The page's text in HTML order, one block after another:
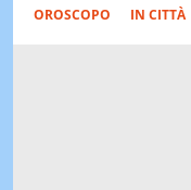
OROSCOPO
IN CITTÀ